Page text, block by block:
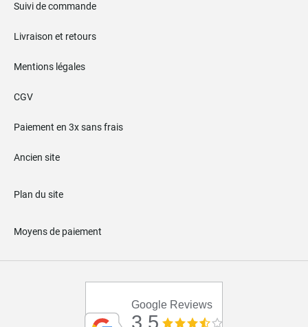
Suivi de commande
Livraison et retours
Mentions légales
CGV
Paiement en 3x sans frais
Ancien site
Plan du site
Moyens de paiement
Google Reviews
3.5